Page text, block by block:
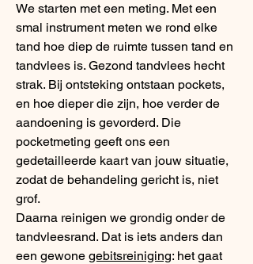
We starten met een meting. Met een
smal instrument meten we rond elke
tand hoe diep de ruimte tussen tand en
tandvlees is. Gezond tandvlees hecht
strak. Bij ontsteking ontstaan pockets,
en hoe dieper die zijn, hoe verder de
aandoening is gevorderd. Die
pocketmeting geeft ons een
gedetailleerde kaart van jouw situatie,
zodat de behandeling gericht is, niet
grof.
Daarna reinigen we grondig onder de
tandvleesrand. Dat is iets anders dan
een gewone gebitsreiniging: het gaat